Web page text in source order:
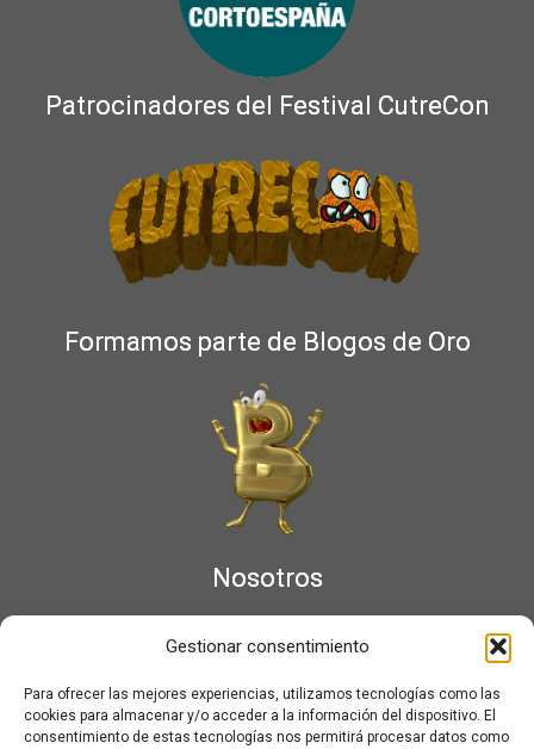
Gestionar consentimiento
Para ofrecer las mejores experiencias, utilizamos tecnologías como las
cookies para almacenar y/o acceder a la información del dispositivo. El
consentimiento de estas tecnologías nos permitirá procesar datos como
Patrocinadores del Festival CutreCon
Formamos parte de Blogos de Oro
Nosotros
Aviso legal
Más información sobre las cookies
Noticias al correo